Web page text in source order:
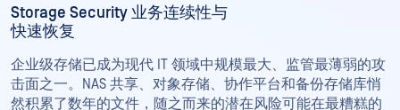
Storage Security 业务连续性与
快速恢复
企业级存储已成为现代 IT 领域中规模最大、监管最薄弱的攻
击面之一。NAS 共享、对象存储、协作平台和备份存储库悄
然积累了数年的文件，随之而来的潜在风险可能在最糟糕的